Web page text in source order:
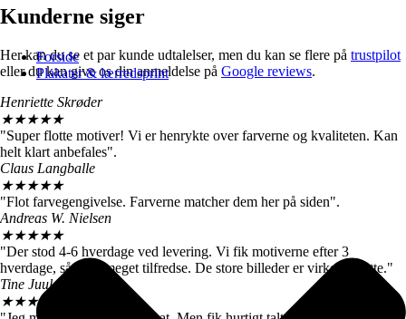
Forside
Plakater & lærredsprint
Kunderne siger
Her kan du se et par kunde udtalelser, men du kan se flere på trustpilot
eller du kan give os din anmeldelse på Google reviews.
Henriette Skrøder
★★★★★
"Super flotte motiver! Vi er henrykte over farverne og kvaliteten. Kan
helt klart anbefales".
Claus Langballe
★★★★★
"Flot farvegengivelse. Farverne matcher dem her på siden".
Andreas W. Nielsen
★★★★★
"Der stod 4-6 hverdage ved levering. Vi fik motiverne efter 3
hverdage, så vi er meget tilfredse. De store billeder er virkelig flotte."
Tine Juul
★★★★